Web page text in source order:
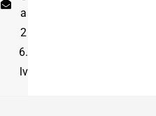
a
2
6.
lv